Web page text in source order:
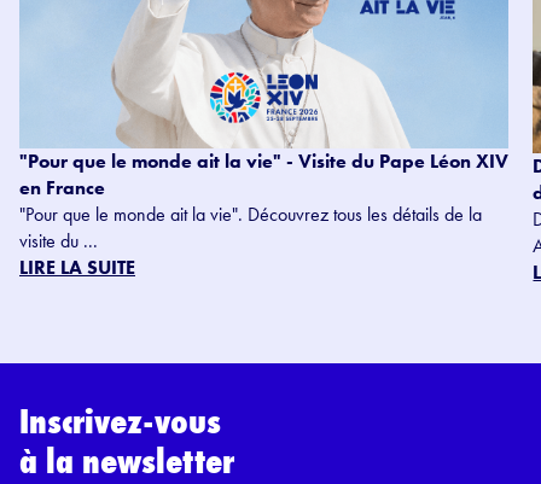
"Pour que le monde ait la vie" - Visite du Pape Léon XIV
en France
"Pour que le monde ait la vie". Découvrez tous les détails de la
visite du ...
LIRE LA SUITE
Inscrivez-vous
à la newsletter